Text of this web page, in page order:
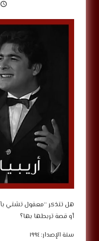
هل تتذكر “معقول تشتي
أو قصة تربطها بها؟
سنة الإصدار: ١٩٩٤